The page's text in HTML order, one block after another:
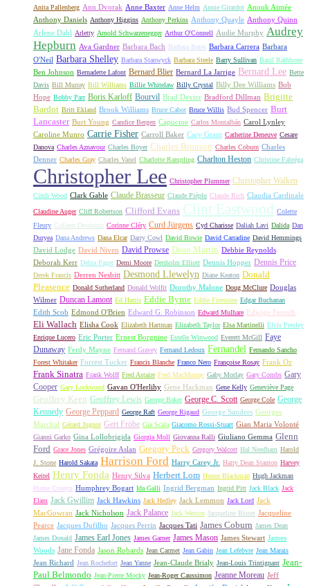
Anita Pallenberg Ann Dvorak Anne Baxter Anne Helm Annie Girardot Anouk Aimée
Anthony Daniels Anthony Higgins Anthony Perkins Anthony Quayle Anthony Quinn
Arlene Dahl Arletty Arnold Schwarzenegger Arthur O'Connell Audie Murphy Audrey
Hepburn Ava Gardner Barbara Bach Barbara Bates Barbara Carrera Barbara
O'Neil Barbara Shelley Barbara Stanwyck Barbara Steele Barry Sullivan Basil Rathbone
Ben Johnson Bernadette Lafont Bernard Blier Bernard La Jarrige Bernard Lee Bette
Davis Bill Murray Bill Williams Billie Whitelaw Billy Crystal Billy Dee Williams Bob
Hope Bobby Parr Boris Karloff Bourvil Brad Dexter Bradford Dillman Brigitte
Bardot Britt Ekland Brook Williams Bruce Cabot Bruce Willis Bud Spencer Burt
Lancaster Burt Young Candice Bergen Capucine Carlos Montalbán Carol Lynley
Caroline Munro Carrie Fisher Carroll Baker Cary Grant Catherine Deneuve Cesare
Danova Charles Aznavour Charles Boyer Charles Bronson Charles Coburn Charles
Denner Charles Gray Charles Vanel Charlotte Rampling Charlton Heston Christine Fabréga
Christopher Lee Christopher Plummer Christopher Walken
Cindi Wood Clark Gable Claude Brasseur Claude Piéplu Claude Rich Claudia Cardinale
Claudine Auger Cliff Robertson Clifford Evans Clint Eastwood Colette
Fleury Colleen Dewhurst Corinne Cléry Curd Jürgens Cyd Charisse Daliah Lavi Dalida Dan
Duryea Dana Andrews Dana Elcar Darry Cowl David Bowie David Carradine David Hemmings
David Lodge David Niven David Prowse Dean Martin Debbie Reynolds
Deborah Kerr Debra Paget Demi Moore Denholm Elliott Dennis Hopper Dennis Price
Derek Francis Derren Nesbitt Desmond Llewelyn Diane Keaton Donald
Pleasence Donald Sutherland Donald Wolfit Dorothy Malone Doug McClure Douglas
Wilmer Duncan Lamont Ed Harris Eddie Byrne Eddie Firestone Edgar Buchanan
Edith Scob Edmond O'Brien Edward G. Robinson Edward Mulhare Edwige Fenech
Eli Wallach Elisha Cook Elizabeth Hartman Elizabeth Taylor Elsa Martinelli Elvis Presley
Enrique Lucero Eric Porter Ernest Borgnine Estelle Winwood Everett McGill Faye
Dunaway Ferdy Mayne Fernand Gravey Fernand Ledoux Fernandel Fernando Sancho
Forest Whitaker Forrest Tucker Francis Blanche Franco Nero Françoise Rosay Frank Oz
Frank Sinatra Frank Wolff Fred Astaire Fred MacMurray Gaby Morlay Gary Combs Gary
Cooper Gary Lockwood Gavan O'Herlihy Gene Hackman Gene Kelly Geneviève Page
Geoffrey Keen Geoffrey Lewis George Baker George C. Scott George Cole George
Kennedy George Peppard George Raft George Rigaud George Sanders Georges
Marchal Gérard Jugnot Gert Fröbe Gia Scala Giacomo Rossi-Stuart Gian Maria Volonté
Gianni Garko Gina Lollobrigida Giorgia Moll Giovanna Ralli Giuliano Gemma Glenn
Ford Grace Jones Grégoire Aslan Gregory Peck Gregory Walcott Hal Needham Harold
J. Stone Harold Sakata Harrison Ford Harry Carey Jr. Harry Dean Stanton Harvey
Keitel Henry Fonda Henry Silva Herbert Lom Honor Blackman Hugh Jackman
Hume Cronyn Humphrey Bogart Ida Galli Ingrid Bergman Ingrid Pitt Jack Black Jack
Elam Jack Gwillim Jack Hawkins Jack Hedley Jack Lemmon Jack Lord Jack
MacGowran Jack Nicholson Jack Palance Jack Weston Jacqueline Bisset Jacqueline
Pearce Jacques Dufilho Jacques Perrin Jacques Tati James Coburn James Dean
James Donald James Earl Jones James Garner James Mason James Stewart James
Woods Jane Fonda Jason Robards Jean Carmet Jean Gabin Jean Lefebvre Jean Marais
Jean Richard Jean Rochefort Jean Yanne Jean-Claude Brialy Jean-Louis Trintignant Jean-
Paul Belmondo Jean-Pierre Mocky Jean-Roger Caussimon Jeanne Moreau Jeff